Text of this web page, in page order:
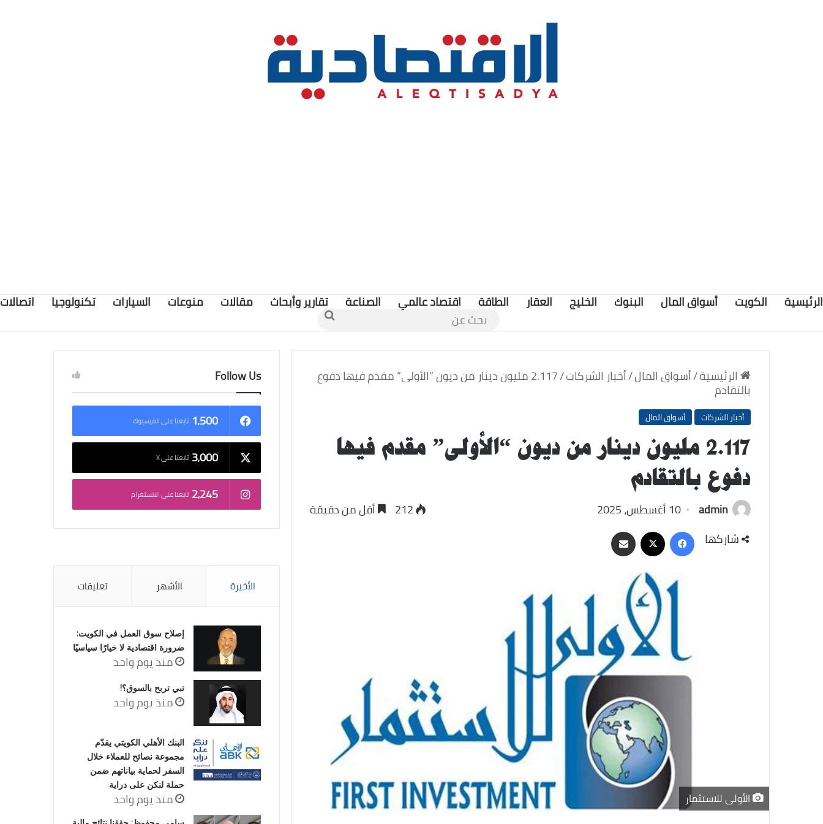
الرئيسية الكويت أسواق المال البنوك الخليج العقار الطاقة اقتصاد عالمي الصناعة تقارير وأبحاث مقالات منوعات السيارات تكنولوجيا اتصالات
بحث
عن
الرئيسية/أسواق المال/أخبار الشركات/ 2.117 مليون دينار من ديون “الأولى” مقدم فيها دفوع
بالتقادم
أخبار الشركات أسواق المال
2.117 مليون دينار من ديون “الأولى” مقدم فيها
دفوع بالتقادم
admin 10 أغسطس، 2025 212
أقل من دقيقة
شاركها
فيسبوك
‫X مشاركة
عبر
الأولى للاستثمار
Follow Us
1٬500 تابعنا على الفيسبوك
3٬000 تابعنا على X
2٬245 تابعنا على الانستغرام
الأخيرة الأشهر تعليقات
إصلاح سوق العمل في الكويت:
ضرورة اقتصادية لا خيارًا سياسيًا
منذ يوم واحد
تبي تربح بالسوق؟!
منذ يوم واحد
البنك الأهلي الكويتي يقدّم
مجموعة نصائح للعملاء خلال
السفر لحماية بياناتهم ضمن
حملة لنكن على دراية
منذ يوم واحد